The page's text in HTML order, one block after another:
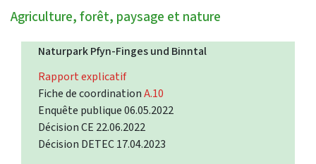
Agriculture, forêt, paysage et nature
Naturpark Pfyn-Finges und Binntal
Rapport explicatif
Fiche de coordinationA.10
Enquête publique 06.05.2022
Décision CE 22.06.2022
Décision DETEC 17.04.2023